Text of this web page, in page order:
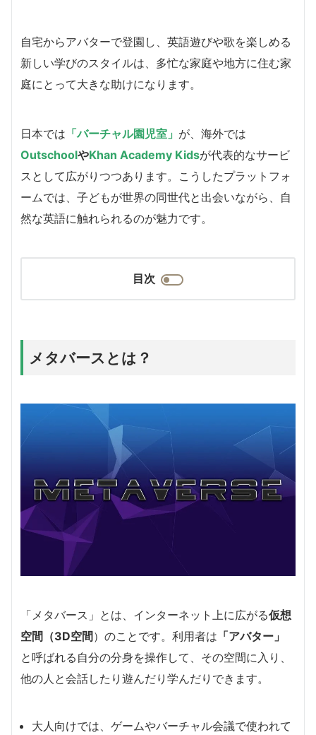
自宅からアバターで登園し、英語遊びや歌を楽しめる
新しい学びのスタイルは、多忙な家庭や地方に住む家
庭にとって大きな助けになります。
日本では 「バーチャル園児室」 が、海外では
OutschoolやKhan Academy Kidsが代表的なサービ
スとして広がりつつあります。こうしたプラットフォ
ームでは、子どもが世界の同世代と出会いながら、自
然な英語に触れられるのが魅力です。
目次
メタバースとは？
「メタバース」とは、インターネット上に広がる仮想
空間（3D空間）のことです。利用者は 「アバター」
と呼ばれる自分の分身を操作して、その空間に入り、
他の人と会話したり遊んだり学んだりできます。
大人向けでは、ゲームやバーチャル会議で使われて